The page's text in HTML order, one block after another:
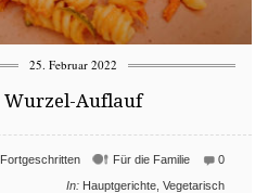
25. Februar 2022
Wurzel-Auflauf
0
Für die Familie
Fortgeschritten
In: Hauptgerichte Vegetarisch